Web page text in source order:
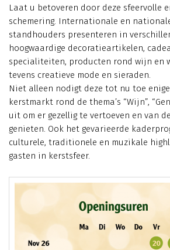
Laat u betoveren door deze sfeervolle
schemering. Internationale en
standhouders presenteren in
hoogwaardige decoratieartikelen,
specialiteiten, producten rond wijn en
tevens creatieve mode en sieraden.
Niet alleen nodigt deze tot nu toe
kerstmarkt rond de thema’s “Wijn”,
uit om er gezellig te vertoeven en van
genieten. Ook het gevarieerde
culturele, traditionele en muzikale
gasten in kerstsfeer.